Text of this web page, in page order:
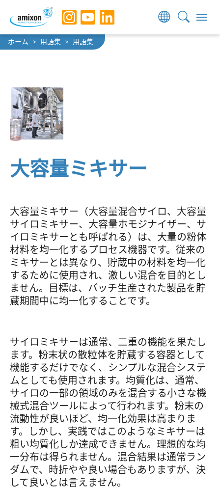
Skip to main navigation
Skip to main content
Skip to page footer
You are here:
ホーム 用語集 用語集
大容量ミキサー
大容量ミキサー（大容量混合サイロ、大容量
サイロミキサー、大容量ホモジナイザー、サ
イロミキサーとも呼ばれる）は、大量の粉体
材料を均一化するプロセス機器です。従来の
ミキサーとは異なり、貯蔵中の材料を均一化
するために使用され、激しい混合を目的とし
ません。目標は、バッチ生産された製品を貯
蔵期間中に均一化することです。
サイロミキサーは通常、二重の機能を果たし
ます。粉末状の散粒体を貯蔵する容器として
機能するだけでなく、シンプルな混合システ
ムとしても使用されます。均質化は、通常、
サイロの一部の領域のみを混合する小さな機
械式混合ツールによって行われます。粉末の
流動性が良いほど、均一化効果は高まりま
す。しかし、実践ではこのようなミキサーは
粗い均質化しか達成できません。理想的な均
一分布は得られません。混合結果は通常ラン
ダムで、時折やや良い場合もありますが、決
して良いとは言えません。